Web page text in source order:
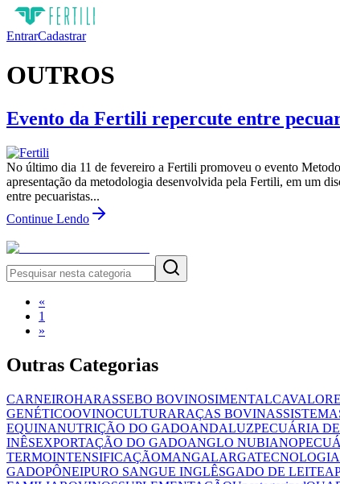
EntrarCadastrar
OUTROS
Evento da Fertili repercute entre
No último dia 11 de fevereiro a Fertili promoveu o evento
apresentação da metodologia desenvolvida pela Fertili, em um
entre pecuaristas...
Continue Lendo
«
1
»
Outras Categorias
CARNEIROHARASSEBO BOVINOSIMENTALCAVALO
GENÉTICOOVINOCULTURARAÇAS BOVINAS
EQUINANUTRIÇÃO DO GADOANDALUZPECUÁRIA
INÊSEXPORTAÇÃO DO GADOANGLO NUBIANO
TERMOINTENSIFICAÇÃOMANGALARGATECNOLOGIA
GADOPÔNEIPURO SANGUE INGLÊSGADO DE LEITE